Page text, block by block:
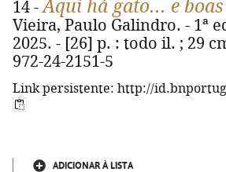
14 -Aqui há gato... e
Vieira, Paulo Galindro. - 1ª
2025. - [26] p. : todo il. ; 29
972-24-2151-5
Link persistente: http://
ADICIONAR À LISTA